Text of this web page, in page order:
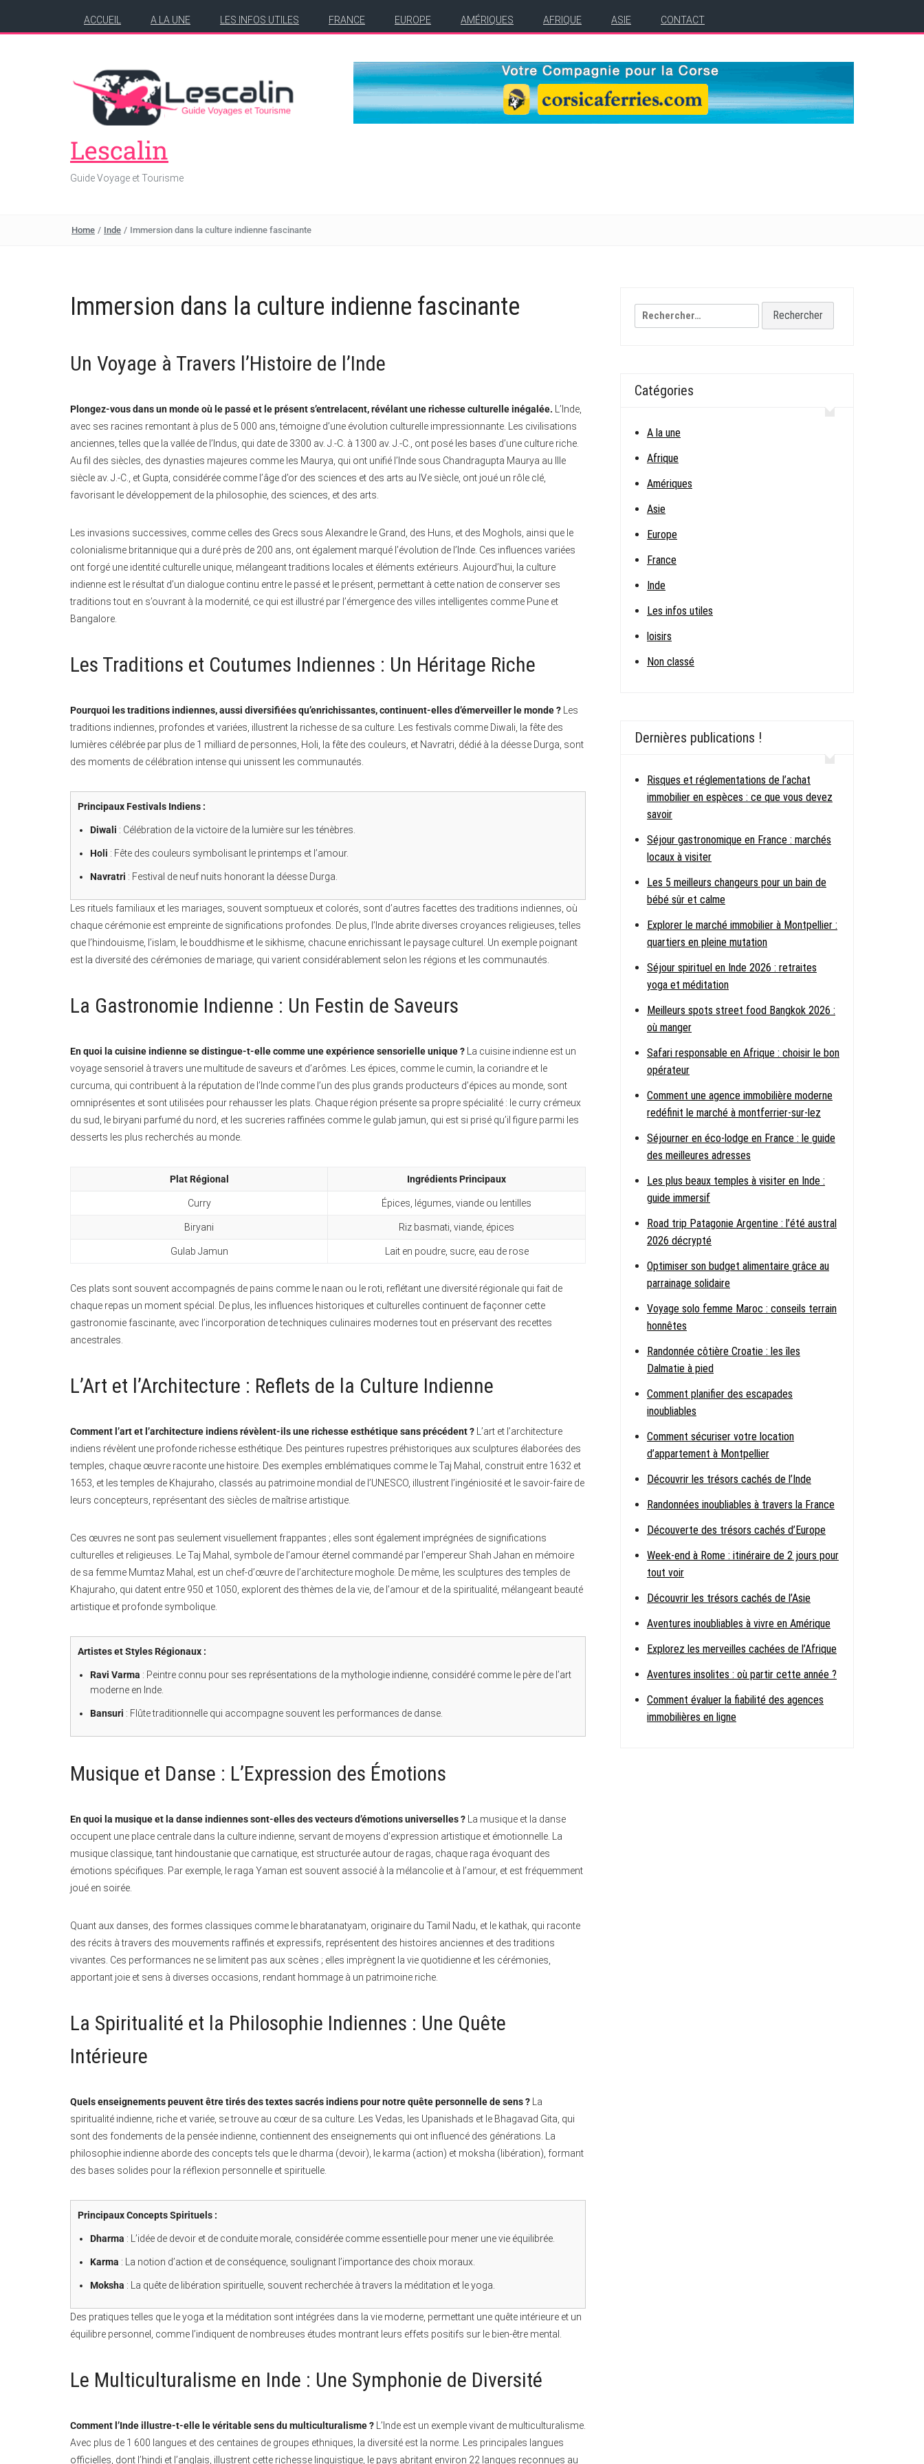
ACCUEIL A LA UNE LES INFOS UTILES FRANCE EUROPE AMÉRIQUES AFRIQUE ASIE CONTACT
Lescalin
Guide Voyage et Tourisme
Home / Inde / Immersion dans la culture indienne fascinante
Immersion dans la culture indienne fascinante
Un Voyage à Travers l’Histoire de l’Inde
Plongez-vous dans un monde où le passé et le présent s’entrelacent, révélant une richesse culturelle inégalée. L’Inde,
avec ses racines remontant à plus de 5 000 ans, témoigne d’une évolution culturelle impressionnante. Les civilisations
anciennes, telles que la vallée de l’Indus, qui date de 3300 av. J.-C. à 1300 av. J.-C., ont posé les bases d’une culture riche.
Au fil des siècles, des dynasties majeures comme les Maurya, qui ont unifié l’Inde sous Chandragupta Maurya au IIIe
siècle av. J.-C., et Gupta, considérée comme l’âge d’or des sciences et des arts au IVe siècle, ont joué un rôle clé,
favorisant le développement de la philosophie, des sciences, et des arts.
Les invasions successives, comme celles des Grecs sous Alexandre le Grand, des Huns, et des Moghols, ainsi que le
colonialisme britannique qui a duré près de 200 ans, ont également marqué l’évolution de l’Inde. Ces influences variées
ont forgé une identité culturelle unique, mélangeant traditions locales et éléments extérieurs. Aujourd’hui, la culture
indienne est le résultat d’un dialogue continu entre le passé et le présent, permettant à cette nation de conserver ses
traditions tout en s’ouvrant à la modernité, ce qui est illustré par l’émergence des villes intelligentes comme Pune et
Bangalore.
Les Traditions et Coutumes Indiennes : Un Héritage Riche
Pourquoi les traditions indiennes, aussi diversifiées qu’enrichissantes, continuent-elles d’émerveiller le monde ? Les
traditions indiennes, profondes et variées, illustrent la richesse de sa culture. Les festivals comme Diwali, la fête des
lumières célébrée par plus de 1 milliard de personnes, Holi, la fête des couleurs, et Navratri, dédié à la déesse Durga, sont
des moments de célébration intense qui unissent les communautés.
Principaux Festivals Indiens :
Diwali : Célébration de la victoire de la lumière sur les ténèbres.
Holi : Fête des couleurs symbolisant le printemps et l’amour.
Navratri : Festival de neuf nuits honorant la déesse Durga.
Les rituels familiaux et les mariages, souvent somptueux et colorés, sont d’autres facettes des traditions indiennes, où
chaque cérémonie est empreinte de significations profondes. De plus, l’Inde abrite diverses croyances religieuses, telles
que l’hindouisme, l’islam, le bouddhisme et le sikhisme, chacune enrichissant le paysage culturel. Un exemple poignant
est la diversité des cérémonies de mariage, qui varient considérablement selon les régions et les communautés.
La Gastronomie Indienne : Un Festin de Saveurs
En quoi la cuisine indienne se distingue-t-elle comme une expérience sensorielle unique ? La cuisine indienne est un
voyage sensoriel à travers une multitude de saveurs et d’arômes. Les épices, comme le cumin, la coriandre et le
curcuma, qui contribuent à la réputation de l’Inde comme l’un des plus grands producteurs d’épices au monde, sont
omniprésentes et sont utilisées pour rehausser les plats. Chaque région présente sa propre spécialité : le curry crémeux
du sud, le biryani parfumé du nord, et les sucreries raffinées comme le gulab jamun, qui est si prisé qu’il figure parmi les
desserts les plus recherchés au monde.
Plat Régional Ingrédients Principaux
Curry Épices, légumes, viande ou lentilles
Biryani Riz basmati, viande, épices
Gulab Jamun Lait en poudre, sucre, eau de rose
Ces plats sont souvent accompagnés de pains comme le naan ou le roti, reflétant une diversité régionale qui fait de
chaque repas un moment spécial. De plus, les influences historiques et culturelles continuent de façonner cette
gastronomie fascinante, avec l’incorporation de techniques culinaires modernes tout en préservant des recettes
ancestrales.
L’Art et l’Architecture : Reflets de la Culture Indienne
Comment l’art et l’architecture indiens révèlent-ils une richesse esthétique sans précédent ? L’art et l’architecture
indiens révèlent une profonde richesse esthétique. Des peintures rupestres préhistoriques aux sculptures élaborées des
temples, chaque œuvre raconte une histoire. Des exemples emblématiques comme le Taj Mahal, construit entre 1632 et
1653, et les temples de Khajuraho, classés au patrimoine mondial de l’UNESCO, illustrent l’ingéniosité et le savoir-faire de
leurs concepteurs, représentant des siècles de maîtrise artistique.
Ces œuvres ne sont pas seulement visuellement frappantes ; elles sont également imprégnées de significations
culturelles et religieuses. Le Taj Mahal, symbole de l’amour éternel commandé par l’empereur Shah Jahan en mémoire
de sa femme Mumtaz Mahal, est un chef-d’œuvre de l’architecture moghole. De même, les sculptures des temples de
Khajuraho, qui datent entre 950 et 1050, explorent des thèmes de la vie, de l’amour et de la spiritualité, mélangeant beauté
artistique et profonde symbolique.
Artistes et Styles Régionaux :
Ravi Varma : Peintre connu pour ses représentations de la mythologie indienne, considéré comme le père de l’art
moderne en Inde.
Bansuri : Flûte traditionnelle qui accompagne souvent les performances de danse.
Musique et Danse : L’Expression des Émotions
En quoi la musique et la danse indiennes sont-elles des vecteurs d’émotions universelles ? La musique et la danse
occupent une place centrale dans la culture indienne, servant de moyens d’expression artistique et émotionnelle. La
musique classique, tant hindoustanie que carnatique, est structurée autour de ragas, chaque raga évoquant des
émotions spécifiques. Par exemple, le raga Yaman est souvent associé à la mélancolie et à l’amour, et est fréquemment
joué en soirée.
Quant aux danses, des formes classiques comme le bharatanatyam, originaire du Tamil Nadu, et le kathak, qui raconte
des récits à travers des mouvements raffinés et expressifs, représentent des histoires anciennes et des traditions
vivantes. Ces performances ne se limitent pas aux scènes ; elles imprègnent la vie quotidienne et les cérémonies,
apportant joie et sens à diverses occasions, rendant hommage à un patrimoine riche.
La Spiritualité et la Philosophie Indiennes : Une Quête
Intérieure
Quels enseignements peuvent être tirés des textes sacrés indiens pour notre quête personnelle de sens ? La
spiritualité indienne, riche et variée, se trouve au cœur de sa culture. Les Vedas, les Upanishads et le Bhagavad Gita, qui
sont des fondements de la pensée indienne, contiennent des enseignements qui ont influencé des générations. La
philosophie indienne aborde des concepts tels que le dharma (devoir), le karma (action) et moksha (libération), formant
des bases solides pour la réflexion personnelle et spirituelle.
Principaux Concepts Spirituels :
Dharma : L’idée de devoir et de conduite morale, considérée comme essentielle pour mener une vie équilibrée.
Karma : La notion d’action et de conséquence, soulignant l’importance des choix moraux.
Moksha : La quête de libération spirituelle, souvent recherchée à travers la méditation et le yoga.
Des pratiques telles que le yoga et la méditation sont intégrées dans la vie moderne, permettant une quête intérieure et un
équilibre personnel, comme l’indiquent de nombreuses études montrant leurs effets positifs sur le bien-être mental.
Le Multiculturalisme en Inde : Une Symphonie de Diversité
Comment l’Inde illustre-t-elle le véritable sens du multiculturalisme ? L’Inde est un exemple vivant de multiculturalisme.
Avec plus de 1 600 langues et des centaines de groupes ethniques, la diversité est la norme. Les principales langues
officielles, dont l’hindi et l’anglais, illustrent cette richesse linguistique, le pays abritant environ 22 langues reconnues au
Rechercher :
Catégories
A la une
Afrique
Amériques
Asie
Europe
France
Inde
Les infos utiles
loisirs
Non classé
Dernières publications !
Risques et réglementations de l’achat
immobilier en espèces : ce que vous devez
savoir
Séjour gastronomique en France : marchés
locaux à visiter
Les 5 meilleurs changeurs pour un bain de
bébé sûr et calme
Explorer le marché immobilier à Montpellier :
quartiers en pleine mutation
Séjour spirituel en Inde 2026 : retraites
yoga et méditation
Meilleurs spots street food Bangkok 2026 :
où manger
Safari responsable en Afrique : choisir le bon
opérateur
Comment une agence immobilière moderne
redéfinit le marché à montferrier-sur-lez
Séjourner en éco-lodge en France : le guide
des meilleures adresses
Les plus beaux temples à visiter en Inde :
guide immersif
Road trip Patagonie Argentine : l’été austral
2026 décrypté
Optimiser son budget alimentaire grâce au
parrainage solidaire
Voyage solo femme Maroc : conseils terrain
honnêtes
Randonnée côtière Croatie : les îles
Dalmatie à pied
Comment planifier des escapades
inoubliables
Comment sécuriser votre location
d’appartement à Montpellier
Découvrir les trésors cachés de l’Inde
Randonnées inoubliables à travers la France
Découverte des trésors cachés d’Europe
Week-end à Rome : itinéraire de 2 jours pour
tout voir
Découvrir les trésors cachés de l’Asie
Aventures inoubliables à vivre en Amérique
Explorez les merveilles cachées de l’Afrique
Aventures insolites : où partir cette année ?
Comment évaluer la fiabilité des agences
immobilières en ligne